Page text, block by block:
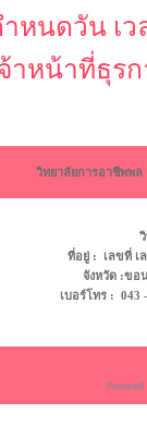
หนดวัน เ
จ้าหน้าที่ธุร
วิทยาลัยการอาชีพพ
ที่อยู่ : เลขที่ เ
จังหวัด :ข
เบอร์โทร :